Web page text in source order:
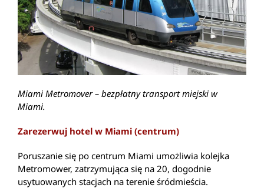
Miami Metromover – bezpłatny transport miejski w
Miami.
Zarezerwuj hotel w Miami (centrum)
Poruszanie się po centrum Miami umożliwia kolejka
Metromower, zatrzymująca się na 20, dogodnie
usytuowanych stacjach na terenie śródmieścia.